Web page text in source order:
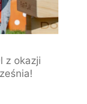
z okazji